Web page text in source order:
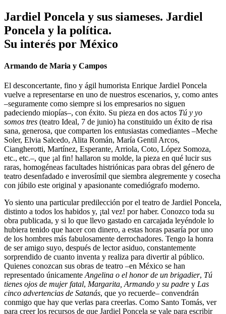
Jardiel Poncela y sus siameses. Jardiel
Poncela y la política.
Su interés por México
Armando de Maria y Campos
El desconcertante, fino y ágil humorista Enrique Jardiel Poncela
vuelve a representarse en uno de nuestros escenarios, y, como antes
–seguramente como siempre si los empresarios no siguen
padeciendo miopías–, con éxito. Su pieza en dos actos Tú y yo
somos tres (teatro Ideal, 7 de junio) ha constituido un éxito de risa
sana, generosa, que comparten los entusiastas comediantes –Meche
Soler, Elvia Salcedo, Alita Román, María Gentil Arcos,
Ciangherotti, Martínez, Esperante, Arriola, Coto, López Somoza,
etc., etc.–, que ¡al fin! hallaron su molde, la pieza en qué lucir sus
raras, homogéneas facultades histriónicas para obras del género de
teatro desenfadado e inverosímil que siembra alegremente y cosecha
con júbilo este original y apasionante comediógrafo moderno.
Yo siento una particular predilección por el teatro de Jardiel Poncela,
distinto a todos los habidos y, ¡tal vez! por haber. Conozco toda su
obra publicada, y si lo que llevo gastado en carcajada leyéndole lo
hubiera tenido que hacer con dinero, a estas horas pasaría por uno
de los hombres más fabulosamente derrochadores. Tengo la honra
de ser amigo suyo, después de lector asiduo, constantemente
sorprendido de cuanto inventa y realiza para divertir al público.
Quienes conozcan sus obras de teatro –en México se han
representado únicamente Angelina o el honor de un brigadier, Tú
tienes ojos de mujer fatal, Margarita, Armando y su padre y Las
cinco advertencias de Satanás, que yo recuerde– convendrán
conmigo que hay que verlas para creerlas. Como Santo Tomás, ver
para creer los recursos de que Jardiel Poncela se vale para escribir